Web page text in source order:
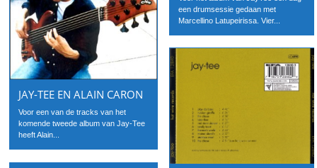
een drumsessie gedaan met
Marcellino Latupeirissa. Vier...
JAY-TEE EN ALAIN CARON
Voor een van de tracks van het
komende tweede album van Jay-Tee
heeft Alain...